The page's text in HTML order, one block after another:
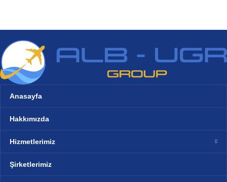
Anasayfa
Hakkımızda
Hizmetlerimiz
Şirketlerimiz